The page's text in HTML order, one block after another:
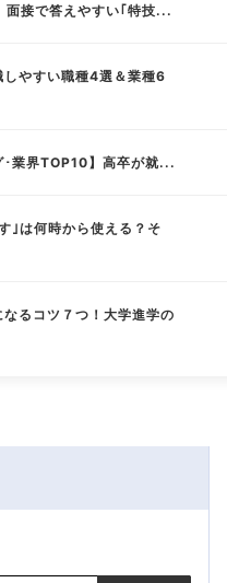
接で答えやすい｢特技...
やすい職種4選＆業種6
･業界TOP10】高卒が就...
｣は何時から使える？そ
るコツ７つ！大学進学の